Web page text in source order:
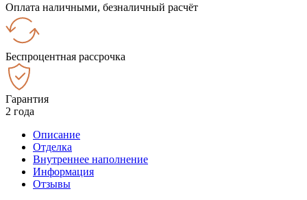
Оплата наличными, безналичный расчёт
Беспроцентная рассрочка
Гарантия
2 года
Описание
Отделка
Внутреннее наполнение
Информация
Отзывы